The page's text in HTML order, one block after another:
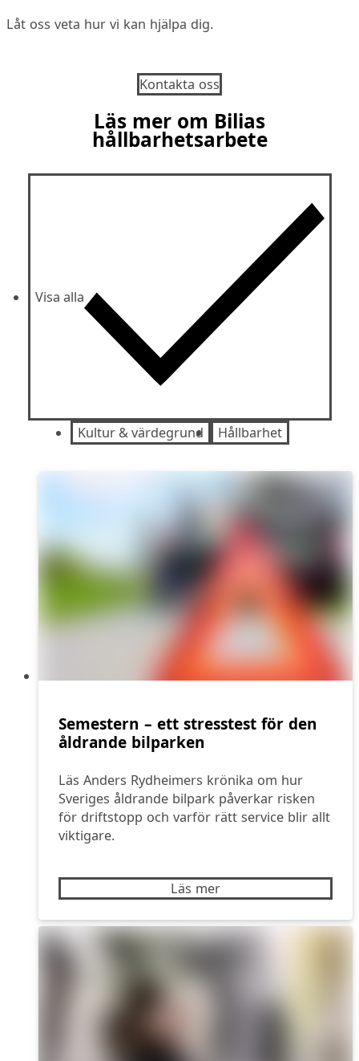
Låt oss veta hur vi kan hjälpa dig.
Kontakta oss
Läs mer om Bilias
hållbarhetsarbete
Visa alla
Kultur & värdegrund Hållbarhet
Semestern – ett stresstest för den
åldrande bilparken
Läs Anders Rydheimers krönika om hur
Sveriges åldrande bilpark påverkar risken
för driftstopp och varför rätt service blir allt
viktigare.
Läs mer